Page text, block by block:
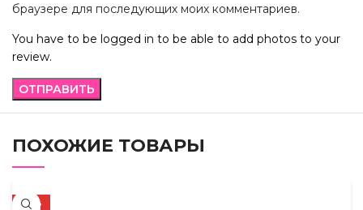
браузере для последующих моих комментариев.
You have to be logged in to be able to add photos to your
review.
ПОХОЖИЕ ТОВАРЫ
-56%